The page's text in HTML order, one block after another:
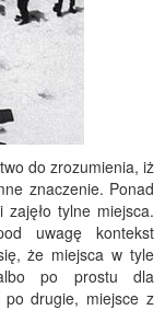
do zrozumienia, iż
znaczenie. Ponad
tylne miejsca.
uwagę kontekst
że miejsca w tyle
po prostu dla
po drugie, miejsce z